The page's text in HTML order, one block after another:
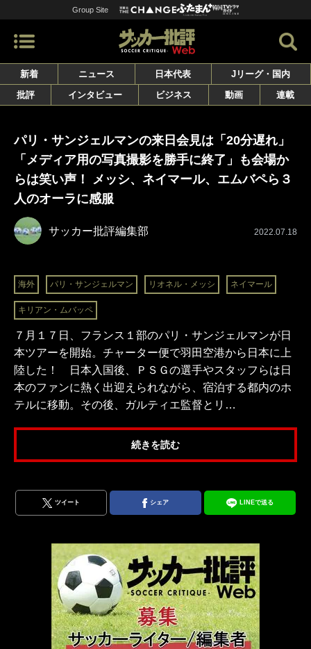
Group Site
新着 ニュース 日本代表
Jリーグ・国内
批評
インタビュー ビジネス 動画 連載
パリ・サンジェルマンの来日会見は「20分遅れ」
「メディア用の写真撮影を勝手に終了」も会場か
らは笑い声！ メッシ、ネイマール、エムバペら３
人のオーラに感服
サッカー批評編集部 2022.07.18
海外 パリ・サンジェルマン リオネル・メッシ ネイマール
キリアン・ムバッペ
７月１７日、フランス１部のパリ・サンジェルマンが日
本ツアーを開始。チャーター便で羽田空港から日本に上
陸した！ 日本入国後、ＰＳＧの選手やスタッフらは日
本のファンに熱く出迎えられながら、宿泊する都内のホ
テルに移動。その後、ガルティエ監督とリ…
続きを読む
ツイート シェア LINEで送る